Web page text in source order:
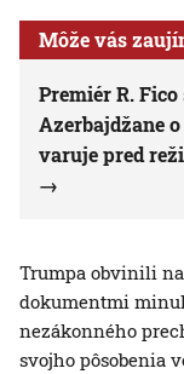
Môže vás
Premiér R.
Azerbajdžane
varuje pred
Trumpa obvinili
dokumentmi
nezákonného
svojho pôsobenia